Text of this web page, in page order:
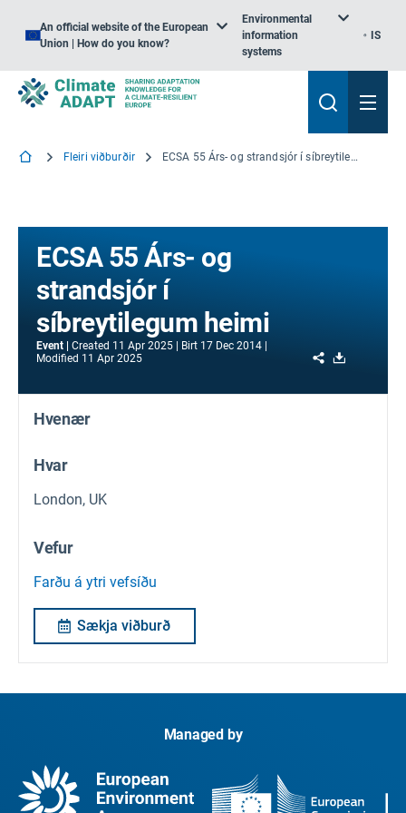
An official website of the European
Union | How do you know?
Environmental
information
systems
IS
Fleiri viðburðir ECSA 55 Árs- og strandsjór í síbreytilegum heimi
ECSA 55 Árs- og
strandsjór í
síbreytilegum heimi
Event Created 11 Apr 2025 Birt 17 Dec 2014
Modified 11 Apr 2025 Share
Hvenær
Hvar
London, UK
Vefur
Farðu á ytri vefsíðu
Sækja viðburð
Managed by